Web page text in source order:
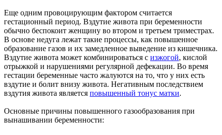
Еще одним провоцирующим фактором считается
гестационный период. Вздутие живота при беременности
обычно беспокоит женщину во втором и третьем триместрах.
В основе недуга лежат такие процессы, как повышенное
образование газов и их замедленное выведение из кишечника.
Вздутие живота может комбинироваться с изжогой, кислой
отрыжкой и нарушениями регулярной дефекации. Во время
гестации беременные часто жалуются на то, что у них есть
вздутие и болит внизу живота. Негативным последствием
вздутия живота является повышенный тонус матки.
Основные причины повышенного газообразования при
вынашивании беременности: